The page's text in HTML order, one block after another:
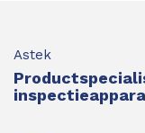
Astek